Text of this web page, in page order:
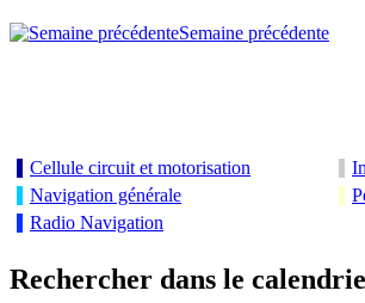
Semaine précédente
Cellule circuit et motorisation
Navigation générale
Radio Navigation
Rechercher dans le